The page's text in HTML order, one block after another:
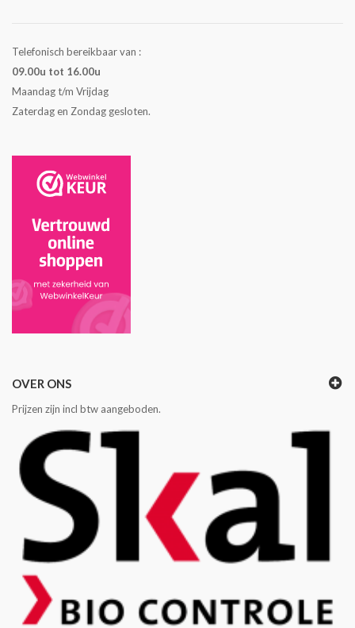
Telefonisch bereikbaar van :
09.00u tot 16.00u
Maandag t/m Vrijdag
Zaterdag en Zondag gesloten.
OVER ONS
Prijzen zijn incl btw aangeboden.